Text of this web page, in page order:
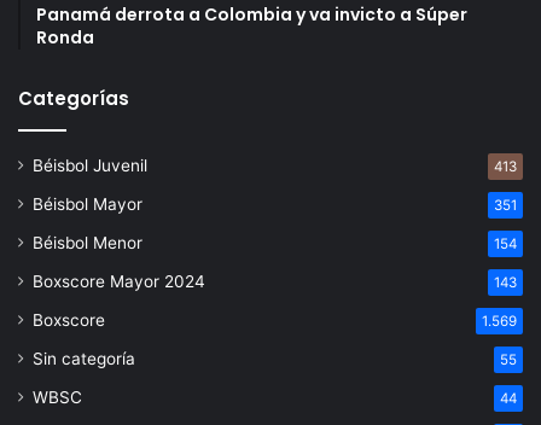
Panamá derrota a Colombia y va invicto a Súper
Ronda
Categorías
Béisbol Juvenil 413
Béisbol Mayor 351
Béisbol Menor 154
Boxscore Mayor 2024 143
Boxscore 1.569
Sin categoría 55
WBSC 44